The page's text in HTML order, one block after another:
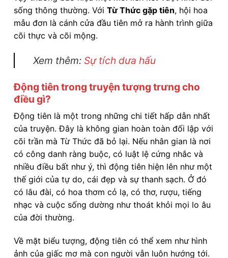
sống thông thường. Với Từ Thức gặp tiên, hội hoa
mẫu đơn là cánh cửa đầu tiên mở ra hành trình giữa
cõi thực và cõi mộng.
Xem thêm: Sự tích dưa hấu
Động tiên trong truyện tượng trưng cho
điều gì?
Động tiên là một trong những chi tiết hấp dẫn nhất
của truyện. Đây là không gian hoàn toàn đối lập với
cõi trần mà Từ Thức đã bỏ lại. Nếu nhân gian là nơi
có công danh ràng buộc, có luật lệ cứng nhắc và
nhiều điều bất như ý, thì động tiên hiện lên như một
thế giới của tự do, cái đẹp và sự thanh sạch. Ở đó
có lâu đài, có hoa thơm cỏ lạ, có thơ, rượu, tiếng
nhạc và cuộc sống dường như thoát khỏi mọi lo âu
của đời thường.
Về mặt biểu tượng, động tiên có thể xem như hình
ảnh của giấc mơ mà con người vẫn luôn hướng tới.